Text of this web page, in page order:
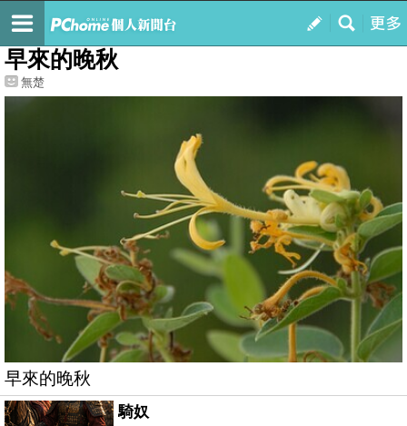
我的
最新文章
早來的晚秋
無楚
早來的晚秋
騎奴